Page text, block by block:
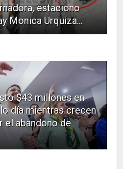
estaciono
Monica Urquiza...
$43 millones en
día mientras crecen
el abandono de